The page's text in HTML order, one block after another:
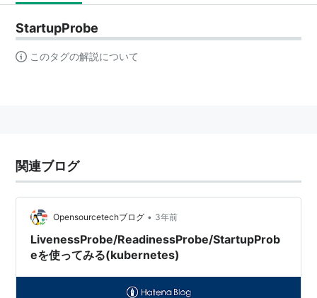
StartupProbe
このタグの解説について
関連ブログ
Opensourcetechブログ • 3年前
LivenessProbe/ReadinessProbe/StartupProb
eを使ってみる(kubernetes)